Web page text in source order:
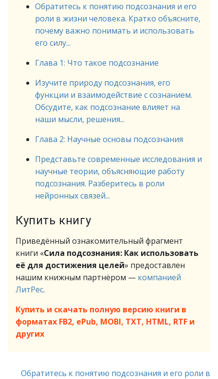
Обратитесь к понятию подсознания и его
роли в жизни человека. Кратко объясните,
почему важно понимать и использовать
его силу...
Глава 1: Что такое подсознание
Изучите природу подсознания, его
функции и взаимодействие с сознанием.
Обсудите, как подсознание влияет на
наши мысли, решения...
Глава 2: Научные основы подсознания
Представьте современные исследования и
научные теории, объясняющие работу
подсознания. Разберитесь в роли
нейронных связей...
Купить книгу
Приведённый ознакомительный фрагмент
книги «Сила подсознания: Как использовать
её для достижения целей» предоставлен
нашим книжным партнёром — компанией
ЛитРес.
Купить и скачать полную версию книги в
форматах FB2, ePub, MOBI, TXT, HTML, RTF и
других
Обратитесь к понятию подсознания и его роли в